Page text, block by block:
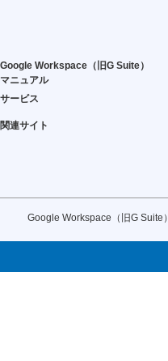
Google Workspace（旧G Suite）
マニュアル
サービス
関連サイト
Google Workspace（旧G Suite）